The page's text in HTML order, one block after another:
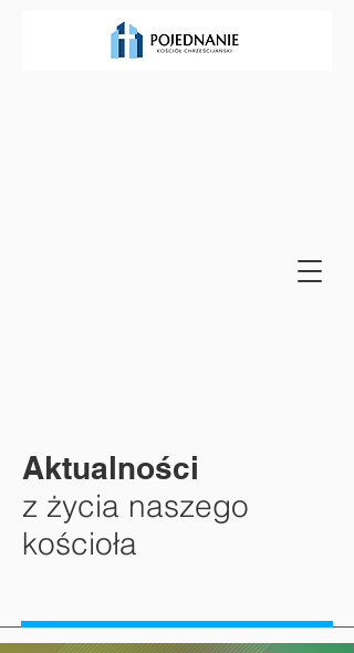
Aktualności
z życia naszego
kościoła